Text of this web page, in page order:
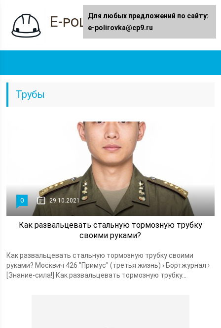
E-polirovka.ru
Трубы
0 29.10.2021
Как развальцевать стальную тормозную трубку
своими руками?
Как развальцевать стальную тормозную трубку своими
руками? Москвич 426 "Примус" (третья жизнь) › Бортжурнал ›
[Знание-сила!] Как развальцевать тормозную трубку...
Для любых предложений по сайту:
e-polirovka@cp9.ru